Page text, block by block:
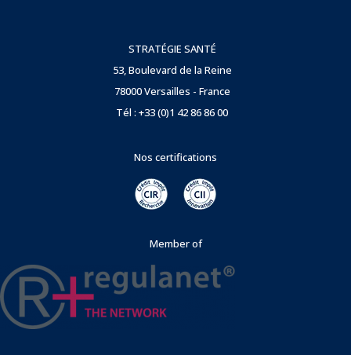
STRATÉGIE SANTÉ
53, Boulevard de la Reine
78000 Versailles - France
Tél : +33 (0)1 42 86 86 00
Nos certifications
Member of